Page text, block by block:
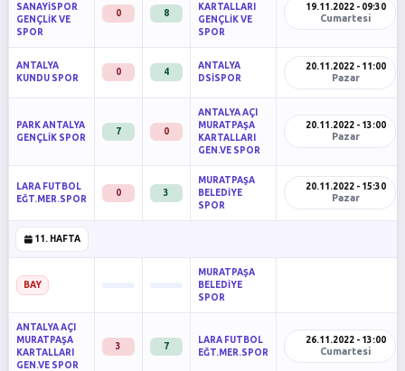
SANAYİSPOR
GENÇLİK VE
SPOR
0 8
KARTALLARI
GENÇLİK VE
SPOR
19.11.2022 - 09:30
Cumartesi
ANTALYA
KUNDU SPOR
0 4
ANTALYA
DSİSPOR
20.11.2022 - 11:00
Pazar
PARK ANTALYA
GENÇLİK SPOR
7 0
ANTALYA AÇI
MURATPAŞA
KARTALLARI
GEN.VE SPOR
20.11.2022 - 13:00
Pazar
LARA FUTBOL
EĞT.MER.SPOR
0 3
MURATPAŞA
BELEDİYE
SPOR
20.11.2022 - 15:30
Pazar
11. HAFTA
BAY
MURATPAŞA
BELEDİYE
SPOR
ANTALYA AÇI
MURATPAŞA
KARTALLARI
GEN.VE SPOR
3 7
LARA FUTBOL
EĞT.MER.SPOR
26.11.2022 - 13:00
Cumartesi